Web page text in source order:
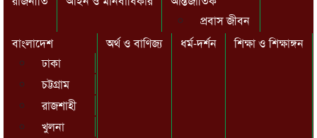
প্রবাস জীবন
বাংলাদেশ
ঢাকা
চট্টগ্রাম
রাজশাহী
খুলনা
অর্থ ও বাণিজ্য ধর্ম-দর্শন শিক্ষা ও শিক্ষাঙ্গন